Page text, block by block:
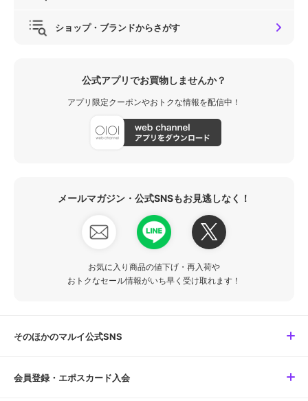
ショップ・ブランドからさがす
公式アプリでお買物しませんか？
アプリ限定クーポンやおトクな情報を配信中！
メールマガジン・公式SNSもお見逃しなく！
お気に入り商品の値下げ・再入荷や
おトクなセール情報がいち早く受け取れます！
そのほかのマルイ公式SNS
会員登録・エポスカード入会